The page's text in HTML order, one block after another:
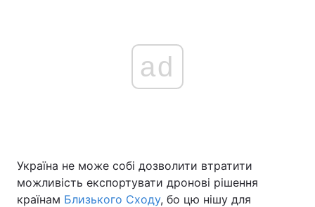
Економіка Світ
Спорт Наука
ad
Україна не може собі дозволити втратити
можливість експортувати дронові рішення
країнам Близького Cходу, бо цю нішу для